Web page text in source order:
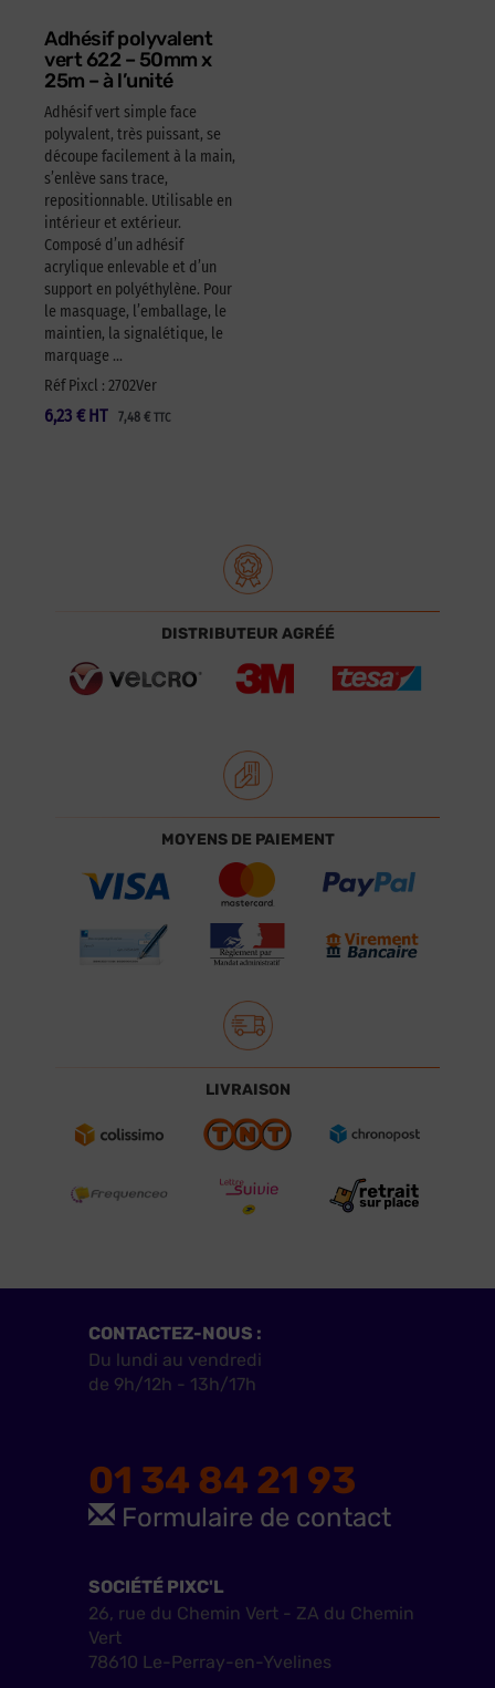
Adhésif polyvalent
vert 622 – 50mm x
25m – à l’unité
Adhésif vert simple face
polyvalent, très puissant, se
découpe facilement à la main,
s’enlève sans trace,
repositionnable. Utilisable en
intérieur et extérieur.
Composé d’un adhésif
acrylique enlevable et d’un
support en polyéthylène. Pour
le masquage, l’emballage, le
maintien, la signalétique, le
marquage …
Réf Pixcl : 2702Ver
6,23 € 7,48 € TTC
HT
DISTRIBUTEUR AGRÉÉ
MOYENS DE PAIEMENT
LIVRAISON
CONTACTEZ-NOUS :
Du lundi au vendredi
de 9h/12h - 13h/17h
01 34 84 21 93
Formulaire de contact
SOCIÉTÉ PIXC'L
26, rue du Chemin Vert - ZA du Chemin
Vert
78610 Le-Perray-en-Yvelines